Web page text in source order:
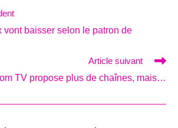
vont baisser selon le patron de
Article suivant
TV propose plus de chaînes, mais…